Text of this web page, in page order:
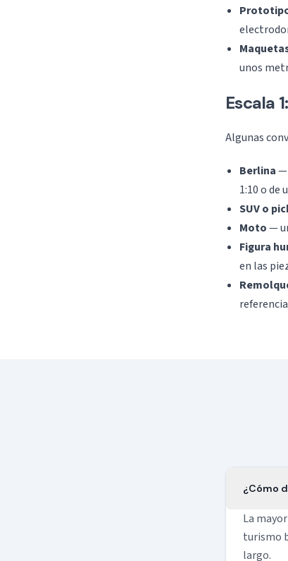
unos
Escala
Algunas
Berlina—
1:10 o de
SUV o
Moto—
Figura
en las
¿Cómo
La
turismo
largo.